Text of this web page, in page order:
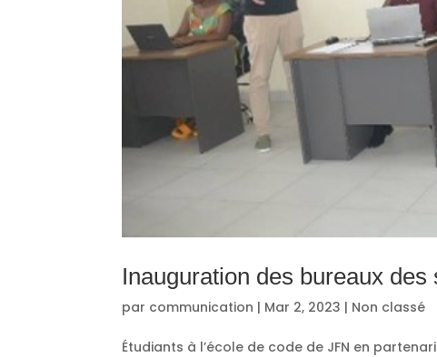
Inauguration des bureaux
par communication | Mar 2, 2023 | Non classé
Étudiants à l’école de code de JFN en